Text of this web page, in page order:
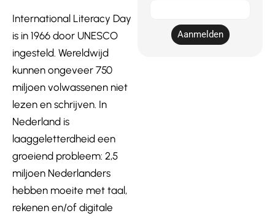
International Literacy Day
is in 1966 door UNESCO
ingesteld. Wereldwijd
kunnen ongeveer 750
miljoen volwassenen niet
lezen en schrijven. In
Nederland is
laaggeletterdheid een
groeiend probleem: 2,5
miljoen Nederlanders
hebben moeite met taal,
rekenen en/of digitale
Aanmelden